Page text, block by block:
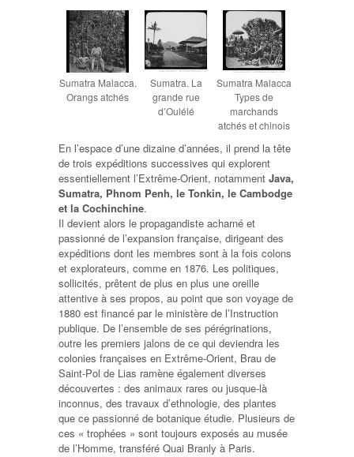
Sumatra Malacca.
Orangs atchés
Sumatra. La
grande rue
d’Oulélé
Sumatra Malacca
Types de
marchands
atchés et chinois
En l’espace d’une dizaine d’années, il prend la tête
de trois expéditions successives qui explorent
essentiellement l’Extrême-Orient, notamment Java,
Sumatra, Phnom Penh, le Tonkin, le Cambodge
et la Cochinchine.
Il devient alors le propagandiste acharné et
passionné de l’expansion française, dirigeant des
expéditions dont les membres sont à la fois colons
et explorateurs, comme en 1876. Les politiques,
sollicités, prêtent de plus en plus une oreille
attentive à ses propos, au point que son voyage de
1880 est financé par le ministère de l’Instruction
publique. De l’ensemble de ses pérégrinations,
outre les premiers jalons de ce qui deviendra les
colonies françaises en Extrême-Orient, Brau de
Saint-Pol de Lias ramène également diverses
découvertes : des animaux rares ou jusque-là
inconnus, des travaux d’ethnologie, des plantes
que ce passionné de botanique étudie. Plusieurs de
ces « trophées » sont toujours exposés au musée
de l’Homme, transféré Quai Branly à Paris.